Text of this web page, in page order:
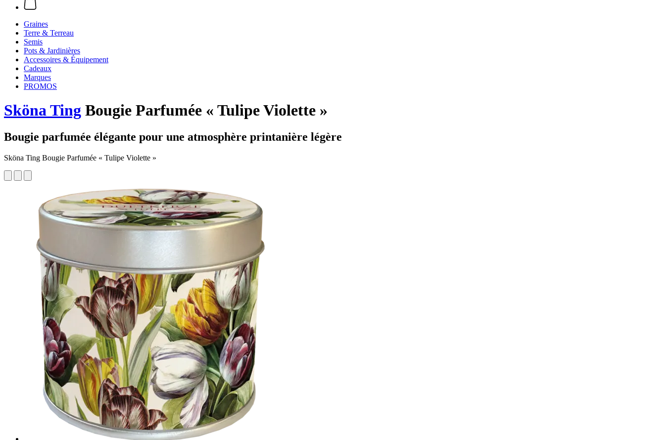
Graines
Terre & Terreau
Semis
Pots & Jardinières
Accessoires & Équipement
Cadeaux
Marques
PROMOS
Sköna Ting Bougie Parfumée « Tulipe Violette »
Bougie parfumée élégante pour une atmosphère printanière légère
Sköna Ting Bougie Parfumée « Tulipe Violette »